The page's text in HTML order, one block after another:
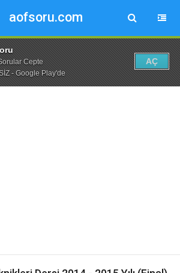
aofsoru.com
Cepte
- Google Play'de
AÇ